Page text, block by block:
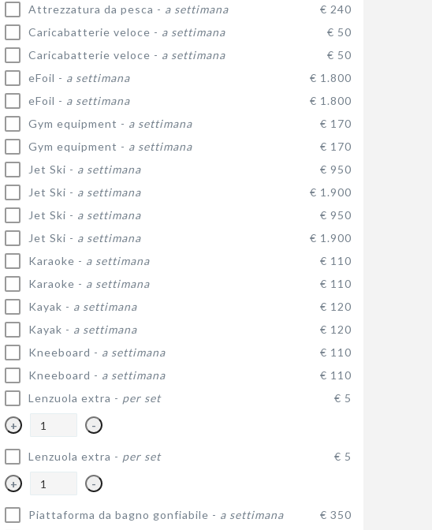
Attrezzatura da pesca - a settimana
€ 240
Caricabatterie veloce - a settimana
€ 50
Caricabatterie veloce - a settimana
€ 50
eFoil - a settimana
€ 1.800
eFoil - a settimana
€ 1.800
Gym equipment - a settimana
€ 170
Gym equipment - a settimana
€ 170
Jet Ski - a settimana
€ 950
Jet Ski - a settimana
€ 1.900
Jet Ski - a settimana
€ 950
Jet Ski - a settimana
€ 1.900
Karaoke - a settimana
€ 110
Karaoke - a settimana
€ 110
Kayak - a settimana
€ 120
Kayak - a settimana
€ 120
Kneeboard - a settimana
€ 110
Kneeboard - a settimana
€ 110
Lenzuola extra - per set € 5
+ -
Lenzuola extra - per set € 5
+ -
Piattaforma da bagno gonfiabile - a settimana
€ 350